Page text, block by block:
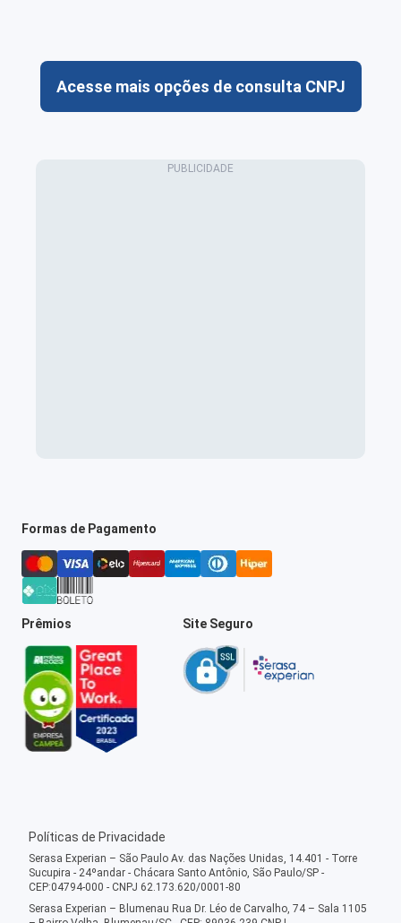
Acesse mais opções de consulta CNPJ
Formas de Pagamento
Prêmios Site Seguro
Políticas de Privacidade
Serasa Experian – São Paulo Av. das Nações Unidas, 14.401 - Torre
Sucupira - 24ºandar - Chácara Santo Antônio, São Paulo/SP -
CEP:04794-000 - CNPJ 62.173.620/0001-80
Serasa Experian – Blumenau Rua Dr. Léo de Carvalho, 74 – Sala 1105